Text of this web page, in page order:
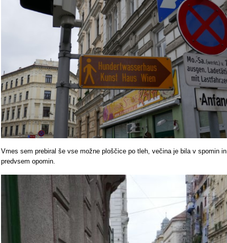
Vmes sem prebiral še vse možne ploščice po tleh, večina je bila v spomin in
predvsem opomin.